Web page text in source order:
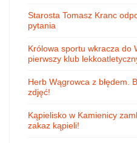
Starosta Tomasz Kranc
pytania
Królowa sportu wkracza do
pierwszy klub
Herb Wągrowca z błędem.
zdjęć!
Kąpielisko w Kamienicy
zakaz kąpieli!